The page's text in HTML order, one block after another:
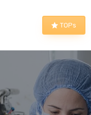
TOPs